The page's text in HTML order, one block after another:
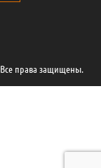
. Все права защищены.